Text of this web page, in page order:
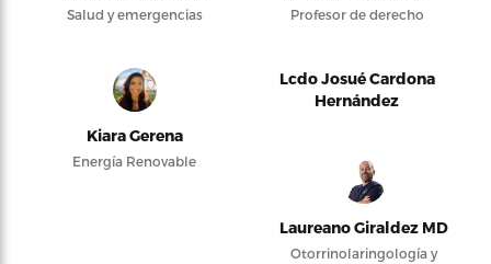
Salud y emergencias Profesor de derecho
Kiara Gerena
Energía Renovable
Lcdo Josué Cardona
Hernández
Laureano Giraldez MD
Otorrinolaringología y